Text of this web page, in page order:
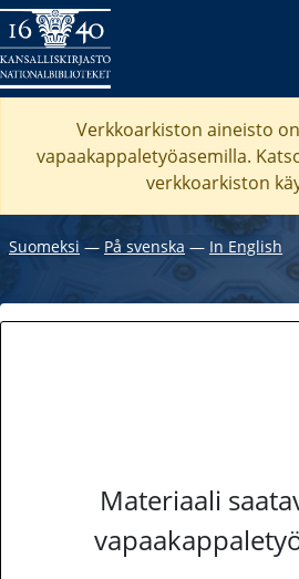
Verkkoarkiston aineisto
vapaakappaletyöasemilla.
verkkoarkiston
Suomeksi ― På svenska ― In English
Materiaali